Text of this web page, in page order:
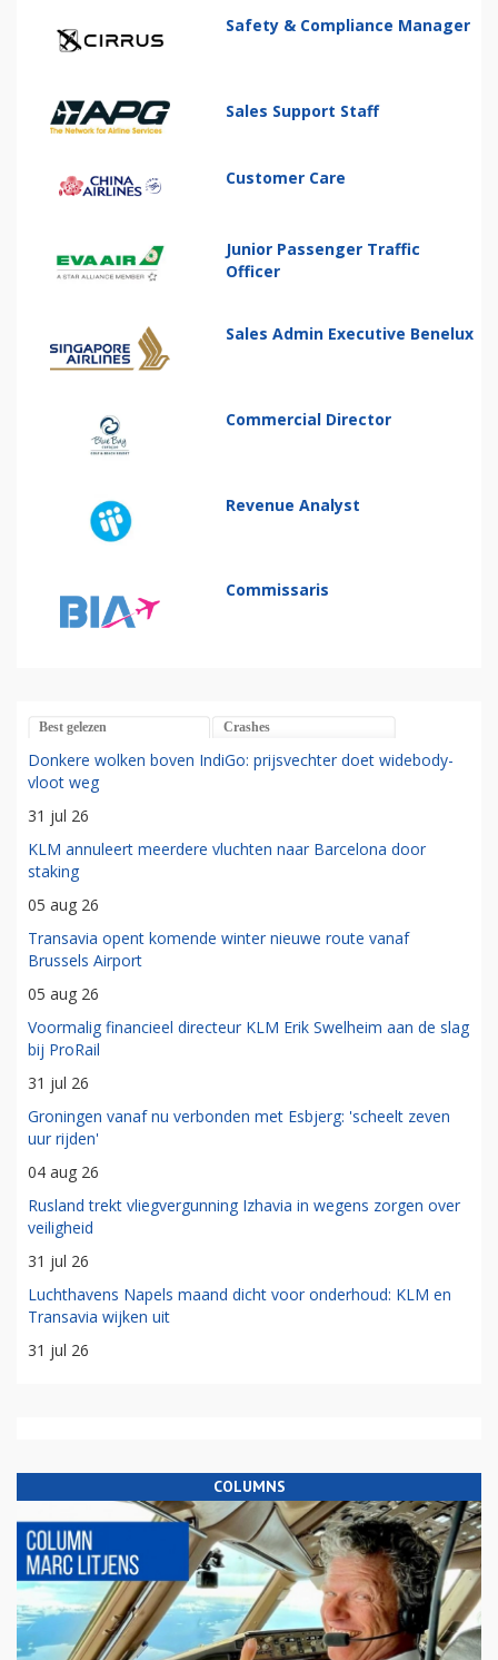
Safety & Compliance Manager
Sales Support Staff
Customer Care
Junior Passenger Traffic
Officer
Sales Admin Executive Benelux
Commercial Director
Revenue Analyst
Commissaris
Best gelezen Crashes
Donkere wolken boven IndiGo: prijsvechter doet widebody-
vloot weg
31 jul 26
KLM annuleert meerdere vluchten naar Barcelona door
staking
05 aug 26
Transavia opent komende winter nieuwe route vanaf
Brussels Airport
05 aug 26
Voormalig financieel directeur KLM Erik Swelheim aan de slag
bij ProRail
31 jul 26
Groningen vanaf nu verbonden met Esbjerg: 'scheelt zeven
uur rijden'
04 aug 26
Rusland trekt vliegvergunning Izhavia in wegens zorgen over
veiligheid
31 jul 26
Luchthavens Napels maand dicht voor onderhoud: KLM en
Transavia wijken uit
31 jul 26
COLUMNS